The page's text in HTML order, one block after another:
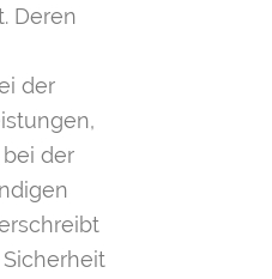
Deren
der
der